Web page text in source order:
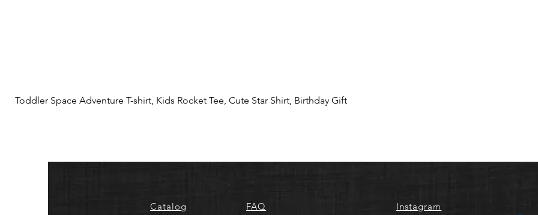
Toddler Space Adventure T-shirt, Kids Rocket Tee, Cute Star Shirt, Birthday Gift
Catalog FAQ Instagram